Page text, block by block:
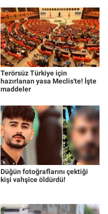
Terörsüz Türkiye için
hazırlanan yasa Meclis'te! İşte
maddeler
Düğün fotoğraflarını çektiği
kişi vahşice öldürdü!